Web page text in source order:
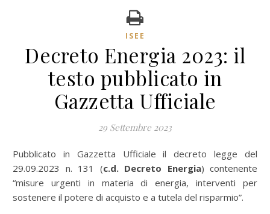
ISEE
Decreto Energia 2023: il
testo pubblicato in
Gazzetta Ufficiale
29 Settembre 2023
Pubblicato in Gazzetta Ufficiale il decreto legge del
29.09.2023 n. 131 (c.d. Decreto Energia) contenente
“misure urgenti in materia di energia, interventi per
sostenere il potere di acquisto e a tutela del risparmio”.